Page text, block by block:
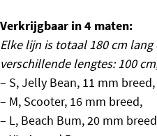
Verkrijgbaar in 4 maten:
Elke lijn is totaal 180 cm
verschillende lengtes: 100
– S, Jelly Bean, 11 mm breed,
– M, Scooter, 16 mm breed,
– L, Beach Bum, 20 mm